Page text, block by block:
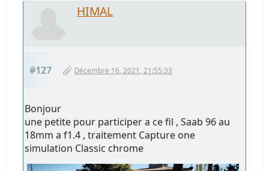
HIMAL
#127 Décembre 16, 2021, 21:55:33
Bonjour
une petite pour participer a ce fil , Saab 96 au
18mm a f1.4 , traitement Capture one
simulation Classic chrome